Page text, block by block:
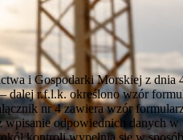
i Gospodarki Morskiej z dnia
dalej r.f.l.k. określono wzór
nr 4 zawiera wzór
odpowiednich danych
kontroli wypełnia się w